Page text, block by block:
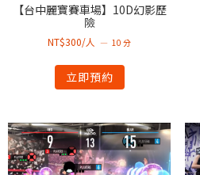
【台中麗寶賽車場】10D幻影歷
險
NT$300/人 10 分
立即預約